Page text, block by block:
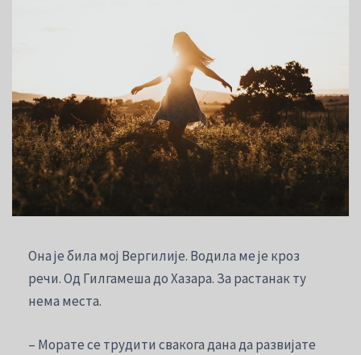
Она је била мој Вергилије. Водила ме је кроз
речи. Од Гилгамеша до Хазара. За растанак ту
нема места.
– Морате се трудити свакога дана да развијате